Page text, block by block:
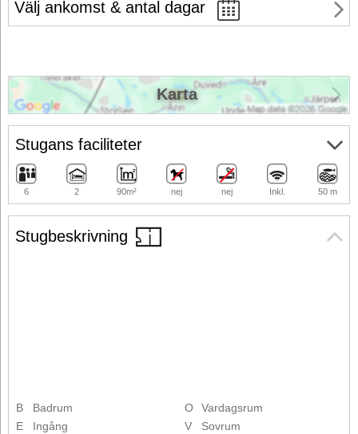
Välj ankomst & antal dagar
Stugbeskrivning
B
Badrum
E
Ingång
O
Vardagsrum
V
Sovrum
Stugans faciliteter
6 2 90m² nej nej Inkl. 50 m
Karta